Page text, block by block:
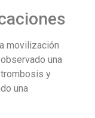
movilización
una
y
una